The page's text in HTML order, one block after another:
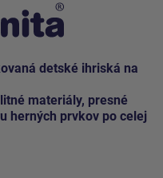
detské ihriská na
materiály, presné
herných prvkov po celej